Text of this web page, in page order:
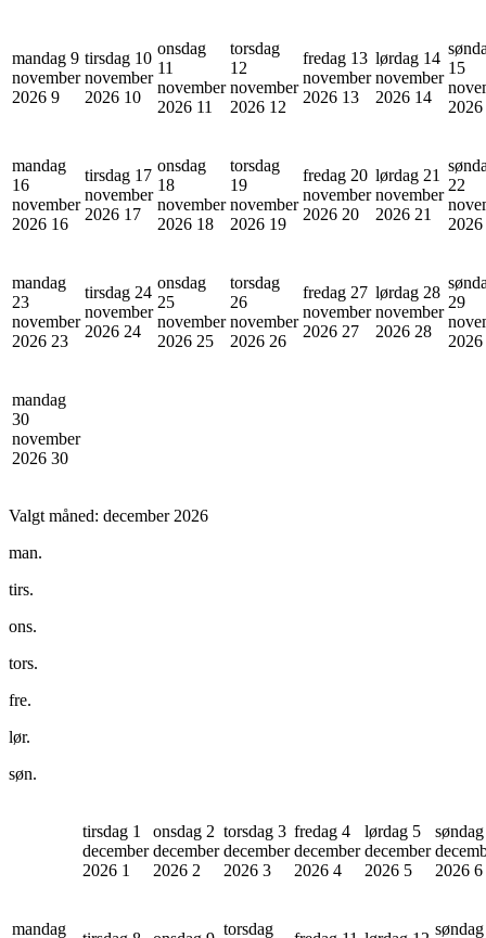
mandag 9
november
2026 9
tirsdag 10
november
2026 10
onsdag
11
november
2026 11
torsdag
12
november
2026 12
fredag 13
november
2026 13
lørdag 14
november
2026 14
15
2026
mandag
16
november
2026 16
tirsdag 17
november
2026 17
onsdag
18
november
2026 18
torsdag
19
november
2026 19
fredag 20
november
2026 20
lørdag 21
november
2026 21
22
2026
mandag
23
november
2026 23
tirsdag 24
november
2026 24
onsdag
25
november
2026 25
torsdag
26
november
2026 26
fredag 27
november
2026 27
lørdag 28
november
2026 28
29
2026
mandag
30
november
2026 30
Valgt måned: december 2026
man.
tirs.
ons.
tors.
fre.
lør.
søn.
tirsdag 1
december
2026 1
onsdag 2
december
2026 2
torsdag 3
december
2026 3
fredag 4
december
2026 4
lørdag 5
december
2026 5
2026 6
mandag torsdag søndag